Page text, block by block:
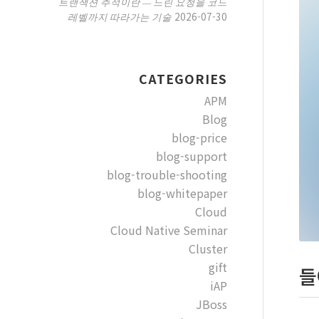
레벨까지 따라가는 기술 2026-07-30
CATEGORIES
APM
Blog
blog-price
blog-support
blog-trouble-shooting
blog-whitepaper
Cloud
Cloud Native Seminar
Cluster
gift
iAP
JBoss